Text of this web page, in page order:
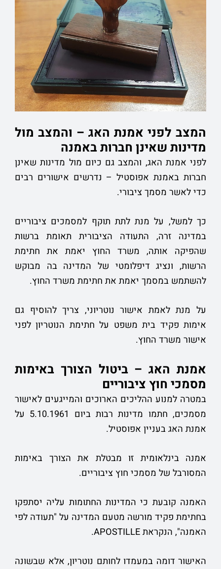
המצב לפני אמנת האג – והמצב מול
מדינות שאינן חברות באמנה
לפני אמנת האג, והמצב גם כיום מול מדינות שאינן
חברות באמנת אפוסטיל – נדרשים אישורים רבים
כדי לאשר מסמך ציבורי.
כך למשל, על מנת לתת תוקף למסמכים ציבוריים
במדינה זרה, התעודה הציבורית תאומת ברשות
שהפיקה אותה, משרד החוץ יאמת את חתימת
הרשות, ונציג דיפלומטי של המדינה בה מבוקש
להשתמש במסמך יאמת את חתימת משרד החוץ.
על מנת לאמת אישור נוטריוני, צריך להוסיף גם
אימות פקיד בית משפט על חתימת הנוטריון לפני
אישור משרד החוץ.
אמנת האג – ביטול הצורך באימות
מסמכי חוץ ציבוריים
במטרה למנוע ההליכים הארוכים והמייגעים לאישור
מסמכים, חתמו מדינות רבות ביום 5.10.1961 על
אמנת האג בעניין אפוסטיל.
אמנה בינלאומית זו מבטלת את הצורך באימות
המסורבל של מסמכי חוץ ציבוריים.
האמנה קובעת כי המדינות החתומות עליה יסתפקו
בחתימת פקיד מורשה מטעם המדינה על "תעודה לפי
האמנה", הנקראת APOSTILLE.
האישור דומה במעמדו לחותם נוטריון, אלא שבשונה